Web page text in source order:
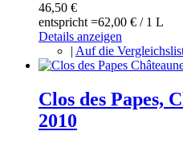
46,50 €
entspricht =62,00 € / 1 L
Details anzeigen
| Auf die
Clos des Papes,
2010